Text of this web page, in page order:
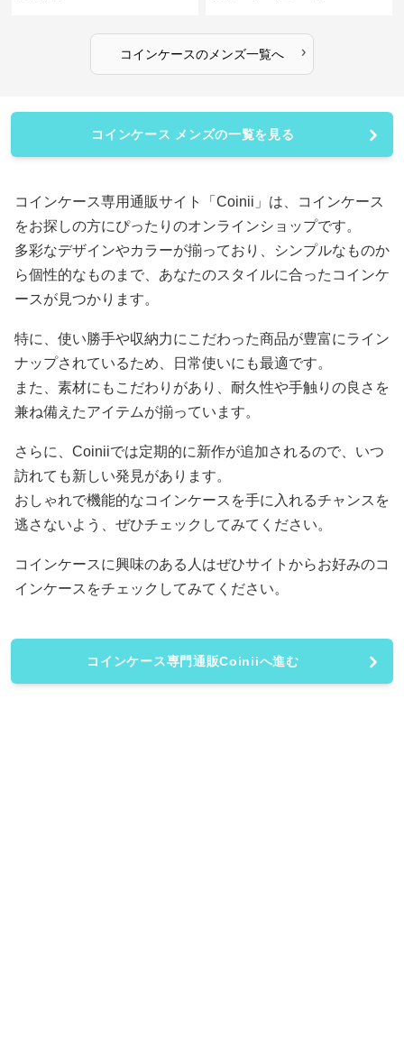
コインケースのメンズ一覧へ ›
コインケース メンズの一覧を見る
コインケース専用通販サイト「Coinii」は、コインケース
をお探しの方にぴったりのオンラインショップです。
多彩なデザインやカラーが揃っており、シンプルなものか
ら個性的なものまで、あなたのスタイルに合ったコインケ
ースが見つかります。
特に、使い勝手や収納力にこだわった商品が豊富にライン
ナップされているため、日常使いにも最適です。
また、素材にもこだわりがあり、耐久性や手触りの良さを
兼ね備えたアイテムが揃っています。
さらに、Coiniiでは定期的に新作が追加されるので、いつ
訪れても新しい発見があります。
おしゃれで機能的なコインケースを手に入れるチャンスを
逃さないよう、ぜひチェックしてみてください。
コインケースに興味のある人はぜひサイトからお好みのコ
インケースをチェックしてみてください。
コインケース専門通販Coiniiへ進む